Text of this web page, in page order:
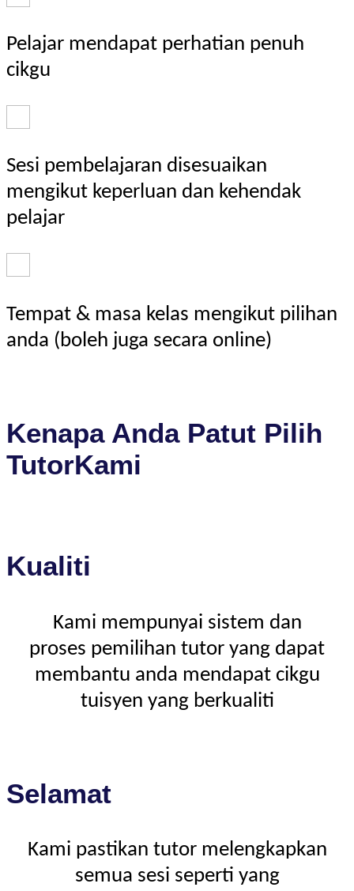
Pelajar mendapat perhatian penuh
cikgu
Sesi pembelajaran disesuaikan
mengikut keperluan dan kehendak
pelajar
Tempat & masa kelas mengikut pilihan
anda (boleh juga secara online)
Kenapa Anda Patut Pilih
TutorKami
Kualiti
Kami mempunyai sistem dan
proses pemilihan tutor yang dapat
membantu anda mendapat cikgu
tuisyen yang berkualiti
Selamat
Kami pastikan tutor melengkapkan
semua sesi seperti yang